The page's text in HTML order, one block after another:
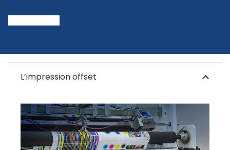
L’impression offset